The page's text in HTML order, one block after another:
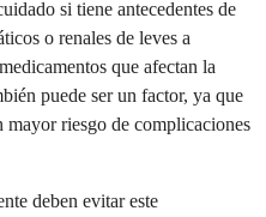
si tiene antecedentes de
o renales de leves a
que afectan la
puede ser un factor, ya que
mayor riesgo de complicaciones
deben evitar este